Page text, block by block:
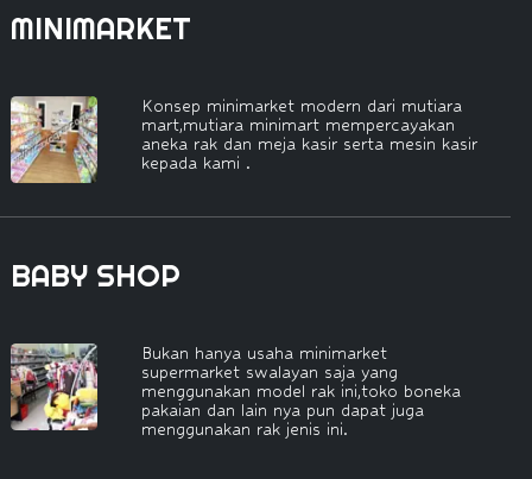
MINIMARKET
Konsep minimarket modern dari mutiara
mart,mutiara minimart mempercayakan
aneka rak dan meja kasir serta mesin kasir
kepada kami .
BABY SHOP
Bukan hanya usaha minimarket
supermarket swalayan saja yang
menggunakan model rak ini,toko boneka
pakaian dan lain nya pun dapat juga
menggunakan rak jenis ini.